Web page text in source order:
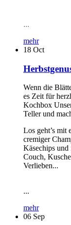
...
mehr
18 Oct
Wenn die
es Zeit für
Kochbox
Teller und
Los geht’s mit
cremiger
Käsechips und
Couch,
Verlieben...
...
mehr
06 Sep